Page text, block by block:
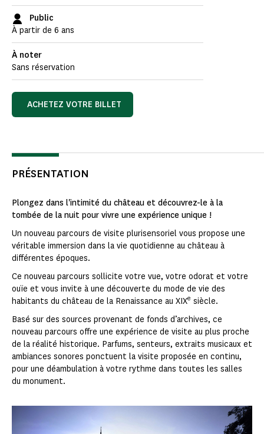
Public
À partir de 6 ans
À noter
Sans réservation
ACHETEZ VOTRE BILLET
PRÉSENTATION
Plongez dans l'intimité du château et découvrez-le à la
tombée de la nuit pour vivre une expérience unique !
Un nouveau parcours de visite plurisensoriel vous propose une
véritable immersion dans la vie quotidienne au château à
différentes époques.
Ce nouveau parcours sollicite votre vue, votre odorat et votre
ouïe et vous invite à une découverte du mode de vie des
habitants du château de la Renaissance au XIXe siècle.
Basé sur des sources provenant de fonds d’archives, ce
nouveau parcours offre une expérience de visite au plus proche
de la réalité historique. Parfums, senteurs, extraits musicaux et
ambiances sonores ponctuent la visite proposée en continu,
pour une déambulation à votre rythme dans toutes les salles
du monument.